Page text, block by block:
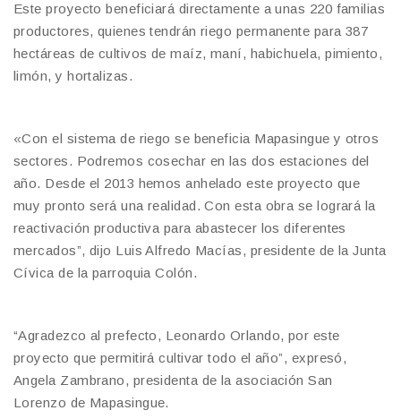
Este proyecto beneficiará directamente a unas 220 familias
productores, quienes tendrán riego permanente para 387
hectáreas de cultivos de maíz, maní, habichuela, pimiento,
limón, y hortalizas.
«Con el sistema de riego se beneficia Mapasingue y otros
sectores. Podremos cosechar en las dos estaciones del
año. Desde el 2013 hemos anhelado este proyecto que
muy pronto será una realidad. Con esta obra se logrará la
reactivación productiva para abastecer los diferentes
mercados”, dijo Luis Alfredo Macías, presidente de la Junta
Cívica de la parroquia Colón.
“Agradezco al prefecto, Leonardo Orlando, por este
proyecto que permitirá cultivar todo el año”, expresó,
Angela Zambrano, presidenta de la asociación San
Lorenzo de Mapasingue.